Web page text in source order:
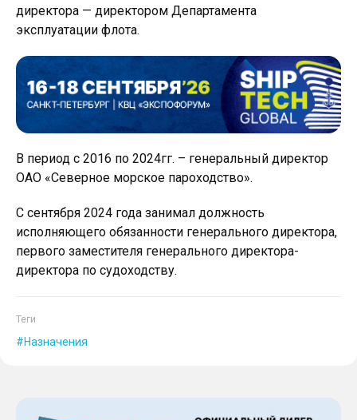
директора — директором Департамента
эксплуатации флота.
В период с 2016 по 2024гг. – генеральный директор
ОАО «Северное морское пароходство».
С сентября 2024 года занимал должность
исполняющего обязанности генерального директора,
первого заместителя генерального директора-
директора по судоходству.
Теги
Назначения